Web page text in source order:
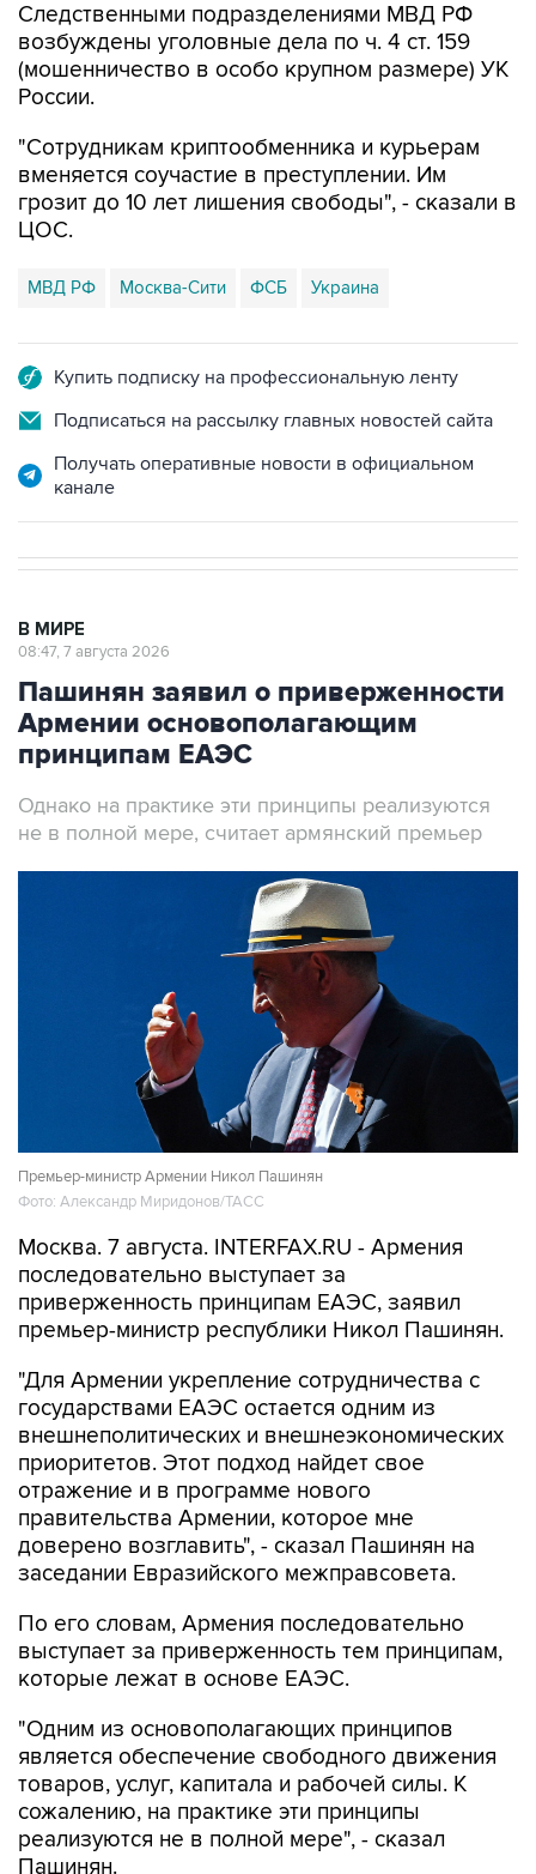
Следственными подразделениями МВД РФ
возбуждены уголовные дела по ч. 4 ст. 159
(мошенничество в особо крупном размере) УК
России.
"Сотрудникам криптообменника и курьерам
вменяется соучастие в преступлении. Им
грозит до 10 лет лишения свободы", - сказали в
ЦОС.
МВД РФ Москва-Сити ФСБ Украина
Купить подписку на профессиональную ленту
Подписаться на рассылку главных новостей сайта
Получать оперативные новости в официальном
канале
В МИРЕ
08:47, 7 августа 2026
Пашинян заявил о приверженности
Армении основополагающим
принципам ЕАЭС
Однако на практике эти принципы реализуются
не в полной мере, считает армянский премьер
Премьер-министр Армении Никол Пашинян
Фото: Александр Миридонов/ТАСС
Москва. 7 августа. INTERFAX.RU - Армения
последовательно выступает за
приверженность принципам ЕАЭС, заявил
премьер-министр республики Никол Пашинян.
"Для Армении укрепление сотрудничества с
государствами ЕАЭС остается одним из
внешнеполитических и внешнеэкономических
приоритетов. Этот подход найдет свое
отражение и в программе нового
правительства Армении, которое мне
доверено возглавить", - сказал Пашинян на
заседании Евразийского межправсовета.
По его словам, Армения последовательно
выступает за приверженность тем принципам,
которые лежат в основе ЕАЭС.
"Одним из основополагающих принципов
является обеспечение свободного движения
товаров, услуг, капитала и рабочей силы. К
сожалению, на практике эти принципы
реализуются не в полной мере", - сказал
Пашинян.